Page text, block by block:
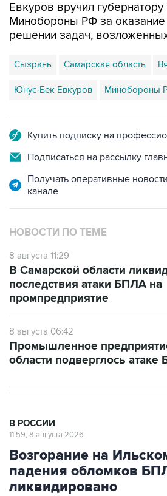
Евкуров вручил
Минобороны РФ за оказание
решении задач,
Сызрань Самарская область
Юнус-Бек Евкуров Минобороны
Купить подписку на
Подписаться на рассылку
Получать оперативные
канале
НОВОСТИ ПО ТЕМЕ
8 августа 11:29
В Самарской области
последствия атаки БПЛА на
промпредприятие
8 августа 06:42
Промышленное
области подверглось
В РОССИИ
11:59, 8 августа 2026
Возгорание на
падения обломков
ликвидировано